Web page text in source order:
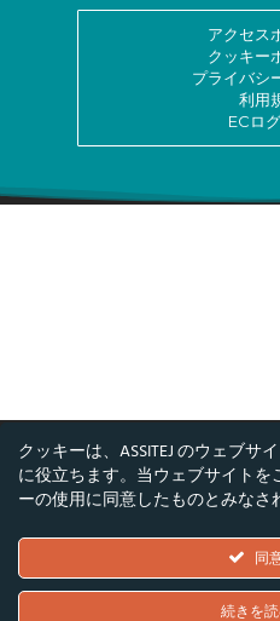
アクセス
クッキー
プライバシ
利用
ECロ
©ASSITEJ - 国際児童・
Nørregade 26, 1階, 1165
ー
クッキーは、ASSITEJ のウェブサ
に役立ちます。当ウェブサイト
ーの使用に同意したものとみなさ
同
続きを